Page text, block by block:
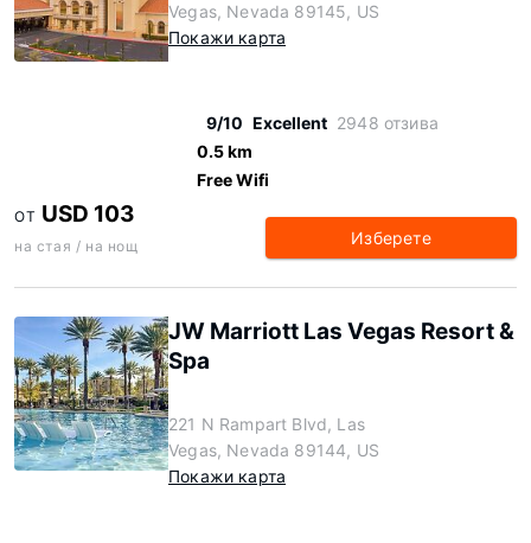
Vegas, Nevada 89145, US
Покажи карта
9/10 Excellent 2948 отзива
0.5 km
Free Wifi
ОТ USD 103
на стая / на нощ Изберете
JW Marriott Las Vegas Resort &
Spa
221 N Rampart Blvd, Las
Vegas, Nevada 89144, US
Покажи карта